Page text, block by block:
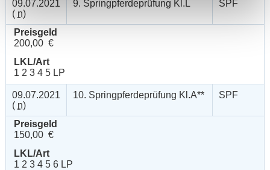
09.07.2021
( n)
9. Springpferdeprüfung Kl.L SPF
Preisgeld
200,00 €
LKL/Art
1 2 3 4 5 LP
09.07.2021
( n)
10. Springpferdeprüfung Kl.A** SPF
Preisgeld
150,00 €
LKL/Art
1 2 3 4 5 6 LP